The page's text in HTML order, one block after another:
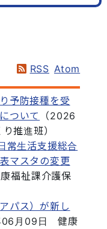
RSS Atom
予防接種を受
ついて
（2026
り推進班）
常生活支援総合
マスタの変更
福祉課介護保
パス）が新し
月09日
健康